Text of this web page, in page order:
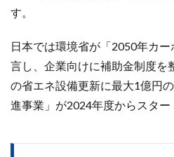
す。
日本では環境省が「2050年カ
言し、企業向けに補助金制度を
の省エネ設備更新に最大1億円
進事業」が2024年度からスター